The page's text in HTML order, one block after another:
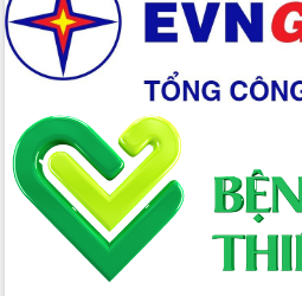
Chuyển đổi số 'mở đường' cho nông
nghiệp Đắk Lắk tăng trưởng bứt phá
Triển khai đồng bộ đo đạc, lập hồ sơ
địa chính, hoàn thiện cơ sở dữ liệu đất
Ứng dụng sinh trắc học - Bước tiến
trong hành trình chuyển đổi số tại Đắk
Lắk
Đắk Lắk nâng cao hiệu quả công tác
Đảng từ Sổ tay đảng viên điện tử
Đắk Lắk đẩy mạnh nuôi biển công